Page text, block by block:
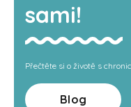
sami!
Přečtěte si o životě s
Blog